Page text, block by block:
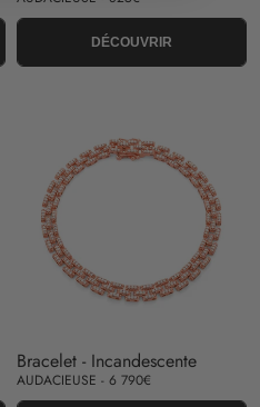
DÉCOUVRIR
Bracelet - Incandescente
AUDACIEUSE - 6 790€